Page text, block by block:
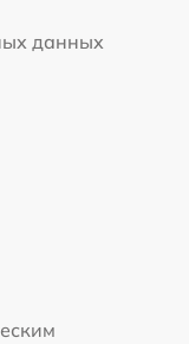
данных